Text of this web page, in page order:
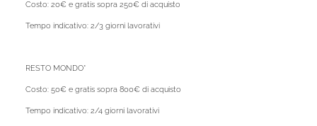
Costo: 20€ e gratis sopra 250€ di acquisto
Tempo indicativo: 2/3 giorni lavorativi
RESTO MONDO*
Costo: 50€ e gratis sopra 800€ di acquisto
Tempo indicativo: 2/4 giorni lavorativi